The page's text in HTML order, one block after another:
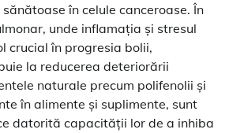
în celule canceroase. În
unde inflamația și stresul
crucial în progresia bolii,
la reducerea deteriorării
naturale precum polifenolii și
în alimente și suplimente, sunt
datorită capacității lor de a inhiba